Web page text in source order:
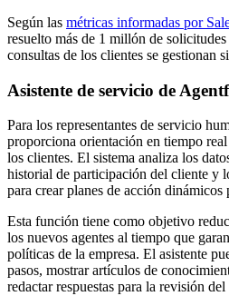
Según las métricas informadas por
resuelto más de 1 millón de
consultas de los clientes se gestionan
Asistente de servicio de
Para los representantes de servicio
proporciona orientación en tiempo
los clientes. El sistema analiza los
historial de participación del cliente y
para crear planes de acción dinámicos
Esta función tiene como objetivo
los nuevos agentes al tiempo que
políticas de la empresa. El asistente
pasos, mostrar artículos de
redactar respuestas para la revisión del